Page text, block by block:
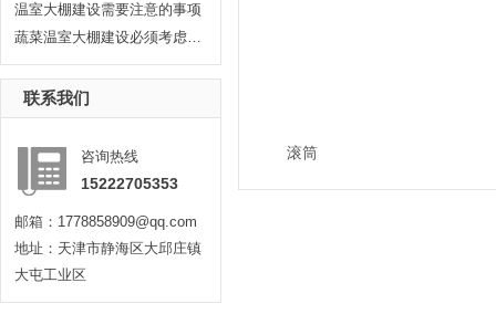
温室大棚建设需要注意的事项
蔬菜温室大棚建设必须考虑耐久性...
联系我们
咨询热线
15222705353
邮箱：1778858909@qq.com
地址：天津市静海区大邱庄镇
大屯工业区
滚筒